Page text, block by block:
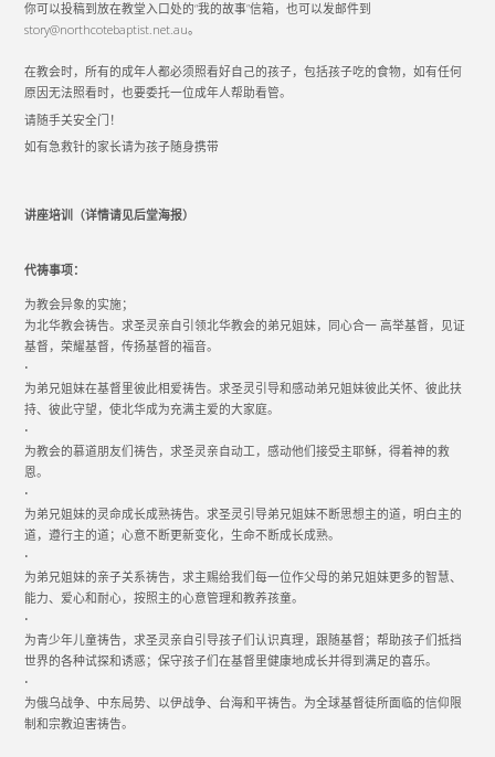
你可以投稿到放在教堂入口处的“我的故事”信箱，也可以发邮件到
story@northcotebaptist.net.au。
在教会时，所有的成年人都必须照看好自己的孩子，包括孩子吃的食物，如有任何
原因无法照看时，也要委托一位成年人帮助看管。
请随手关安全门！
如有急救针的家长请为孩子随身携带
讲座培训（详情请见后堂海报）
代祷事项：
为教会异象的实施；
为北华教会祷告。求圣灵亲自引领北华教会的弟兄姐妹，同心合一 高举基督，见证
基督，荣耀基督，传扬基督的福音。
•
为弟兄姐妹在基督里彼此相爱祷告。求圣灵引导和感动弟兄姐妹彼此关怀、彼此扶
持、彼此守望，使北华成为充满主爱的大家庭。
•
为教会的慕道朋友们祷告，求圣灵亲自动工，感动他们接受主耶稣，得着神的救
恩。
•
为弟兄姐妹的灵命成长成熟祷告。求圣灵引导弟兄姐妹不断思想主的道，明白主的
道，遵行主的道；心意不断更新变化，生命不断成长成熟。
•
为弟兄姐妹的亲子关系祷告，求主赐给我们每一位作父母的弟兄姐妹更多的智慧、
能力、爱心和耐心，按照主的心意管理和教养孩童。
•
为青少年儿童祷告，求圣灵亲自引导孩子们认识真理，跟随基督；帮助孩子们抵挡
世界的各种试探和诱惑；保守孩子们在基督里健康地成长并得到满足的喜乐。
•
为俄乌战争、中东局势、以伊战争、台海和平祷告。为全球基督徒所面临的信仰限
制和宗教迫害祷告。